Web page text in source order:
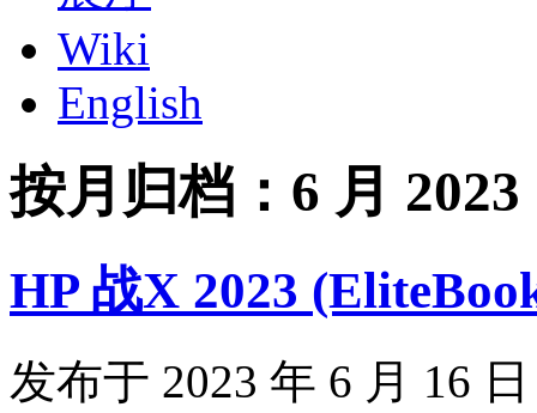
Wiki
English
按月归档： 6 月 2023
HP 战X 2023
发布于 2023 年 6 月 16 日